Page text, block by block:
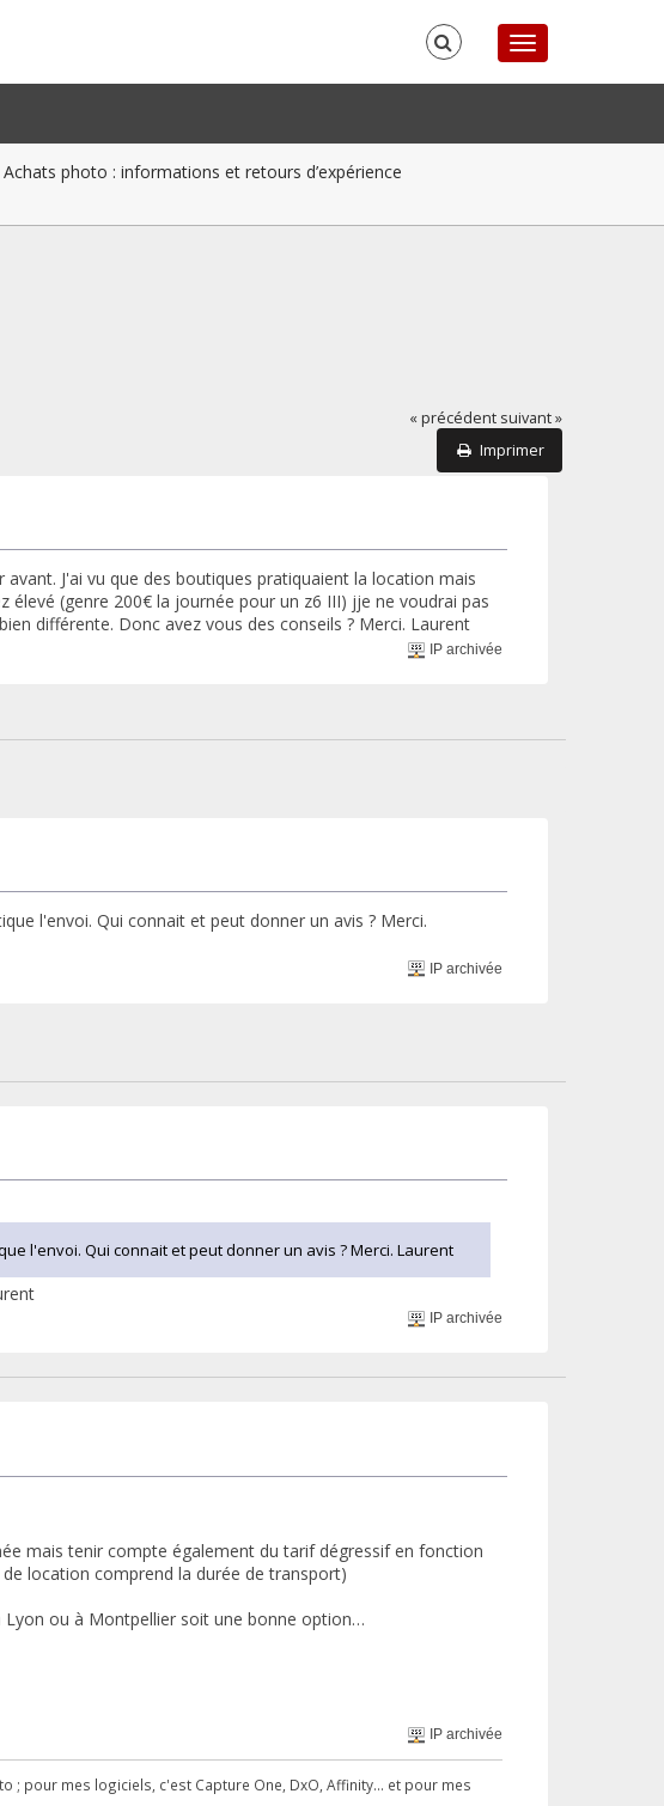
Achats photo : informations et retours d’expérience
« précédent suivant »
Imprimer
J'ai vu que des boutiques pratiquaient la location mais
(genre 200€ la journée pour un z6 III) jje ne voudrai pas
différente. Donc avez vous des conseils ? Merci. Laurent
IP archivée
l'envoi. Qui connait et peut donner un avis ? Merci.
IP archivée
l'envoi. Qui connait et peut donner un avis ? Merci. Laurent
IP archivée
mais tenir compte également du tarif dégressif en fonction
location comprend la durée de transport)
Lyon ou à Montpellier soit une bonne option…
IP archivée
; pour mes logiciels, c'est Capture One, DxO, Affinity... et pour mes